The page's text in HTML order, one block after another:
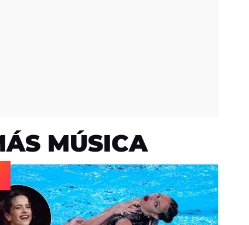
MÚSICA